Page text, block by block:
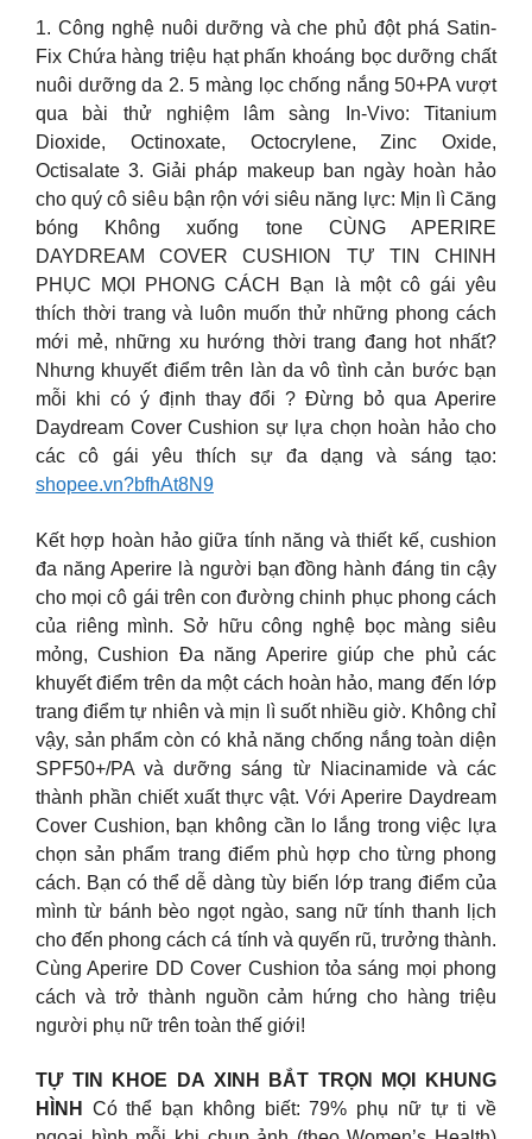
1. Công nghệ nuôi dưỡng và che phủ đột phá Satin-
Fix Chứa hàng triệu hạt phấn khoáng bọc dưỡng chất
nuôi dưỡng da 2. 5 màng lọc chống nắng 50+PA vượt
qua bài thử nghiệm lâm sàng In-Vivo: Titanium
Dioxide, Octinoxate, Octocrylene, Zinc Oxide,
Octisalate 3. Giải pháp makeup ban ngày hoàn hảo
cho quý cô siêu bận rộn với siêu năng lực: Mịn lì Căng
bóng Không xuống tone CÙNG APERIRE
DAYDREAM COVER CUSHION TỰ TIN CHINH
PHỤC MỌI PHONG CÁCH Bạn là một cô gái yêu
thích thời trang và luôn muốn thử những phong cách
mới mẻ, những xu hướng thời trang đang hot nhất?
Nhưng khuyết điểm trên làn da vô tình cản bước bạn
mỗi khi có ý định thay đổi ? Đừng bỏ qua Aperire
Daydream Cover Cushion sự lựa chọn hoàn hảo cho
các cô gái yêu thích sự đa dạng và sáng tạo:
shopee.vn?bfhAt8N9
Kết hợp hoàn hảo giữa tính năng và thiết kế, cushion
đa năng Aperire là người bạn đồng hành đáng tin cậy
cho mọi cô gái trên con đường chinh phục phong cách
của riêng mình. Sở hữu công nghệ bọc màng siêu
mỏng, Cushion Đa năng Aperire giúp che phủ các
khuyết điểm trên da một cách hoàn hảo, mang đến lớp
trang điểm tự nhiên và mịn lì suốt nhiều giờ. Không chỉ
vậy, sản phẩm còn có khả năng chống nắng toàn diện
SPF50+/PA và dưỡng sáng từ Niacinamide và các
thành phần chiết xuất thực vật. Với Aperire Daydream
Cover Cushion, bạn không cần lo lắng trong việc lựa
chọn sản phẩm trang điểm phù hợp cho từng phong
cách. Bạn có thể dễ dàng tùy biến lớp trang điểm của
mình từ bánh bèo ngọt ngào, sang nữ tính thanh lịch
cho đến phong cách cá tính và quyến rũ, trưởng thành.
Cùng Aperire DD Cover Cushion tỏa sáng mọi phong
cách và trở thành nguồn cảm hứng cho hàng triệu
người phụ nữ trên toàn thế giới!
TỰ TIN KHOE DA XINH BẮT TRỌN MỌI KHUNG
HÌNH
Có thể bạn không biết: 79% phụ nữ tự ti về